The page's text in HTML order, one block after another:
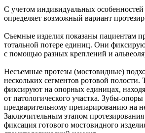
С учетом индивидуальных особенностей
определяет возможный вариант
Съемные изделия показаны пациентам
тотальной потере единиц. Они
с помощью разных креплений и
Несъемные протезы (мостовидные)
нескольких сегментов ротовой полости.
фиксируют на опорных единицах,
от патологического участка. Зубы-
предварительному препарированию на
Заключительным этапом протезирования
фиксация готового мостовидного